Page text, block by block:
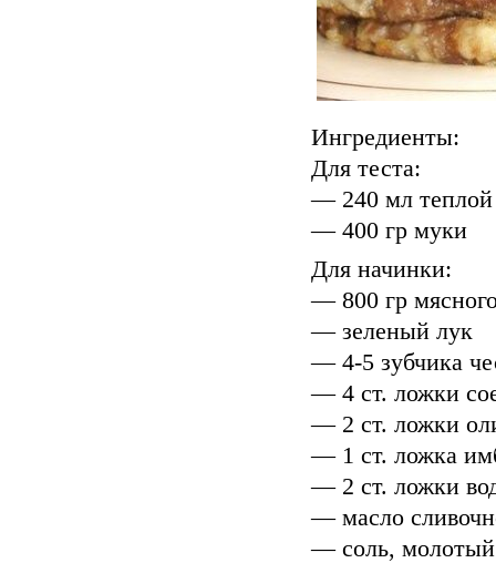
Ингредиенты:
Для теста:
— 240 мл
— 400 гр муки
Для начинки:
— 800 гр
— зеленый лук
— 4-5 зубчика
— 4 ст. ложки
— 2 ст. ложки
— 1 ст. ложка
— 2 ст. ложки
— масло
— соль, молотый